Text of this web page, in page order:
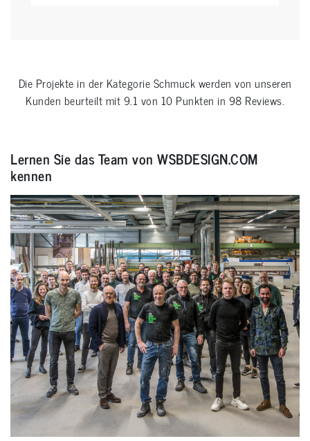
Die Projekte in der KategorieSchmuckwerden von unseren
Kunden beurteilt mit9.1 von 10 Punkten in 98 Reviews.
Lernen Sie das Team von WSBDESIGN.COM
kennen